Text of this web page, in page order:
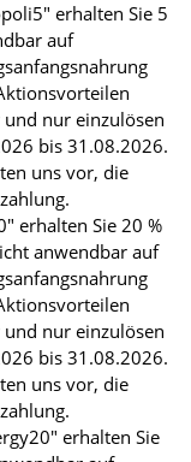
erhalten Sie 5
auf
nur einzulösen
bis 31.08.2026.
uns vor, die
erhalten Sie 20 %
anwendbar auf
nur einzulösen
bis 31.08.2026.
uns vor, die
erhalten Sie